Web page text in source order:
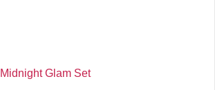
Midnight Glam Set